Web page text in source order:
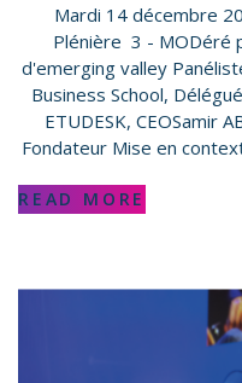
Mardi 14 décembre
Plénière 3 - MODéré
d'emerging valley
Business School,
ETUDESK, CEOSamir
Fondateur Mise en
READ MORE